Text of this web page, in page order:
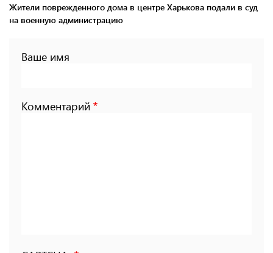
Жители поврежденного дома в центре Харькова подали в суд
на военную администрацию
Ваше имя
Комментарий